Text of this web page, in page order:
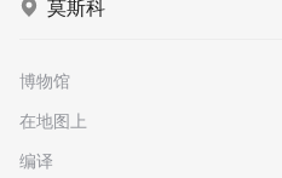
莫斯科
博物馆
在地图上
编译